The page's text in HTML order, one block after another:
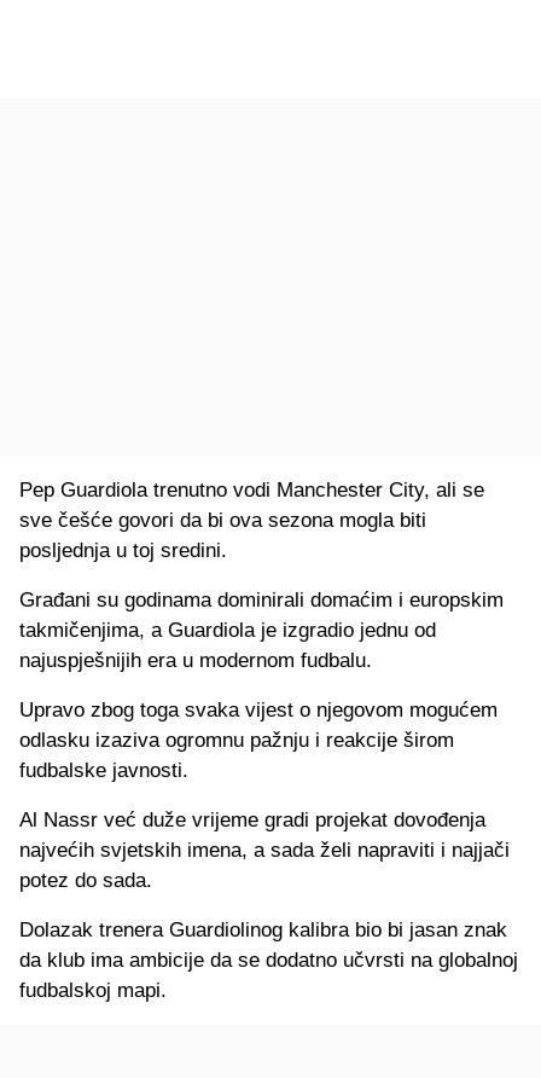
Pep Guardiola trenutno vodi Manchester City, ali se
sve češće govori da bi ova sezona mogla biti
posljednja u toj sredini.
Građani su godinama dominirali domaćim i europskim
takmičenjima, a Guardiola je izgradio jednu od
najuspješnijih era u modernom fudbalu.
Upravo zbog toga svaka vijest o njegovom mogućem
odlasku izaziva ogromnu pažnju i reakcije širom
fudbalske javnosti.
Al Nassr već duže vrijeme gradi projekat dovođenja
najvećih svjetskih imena, a sada želi napraviti i najjači
potez do sada.
Dolazak trenera Guardiolinog kalibra bio bi jasan znak
da klub ima ambicije da se dodatno učvrsti na globalnoj
fudbalskoj mapi.